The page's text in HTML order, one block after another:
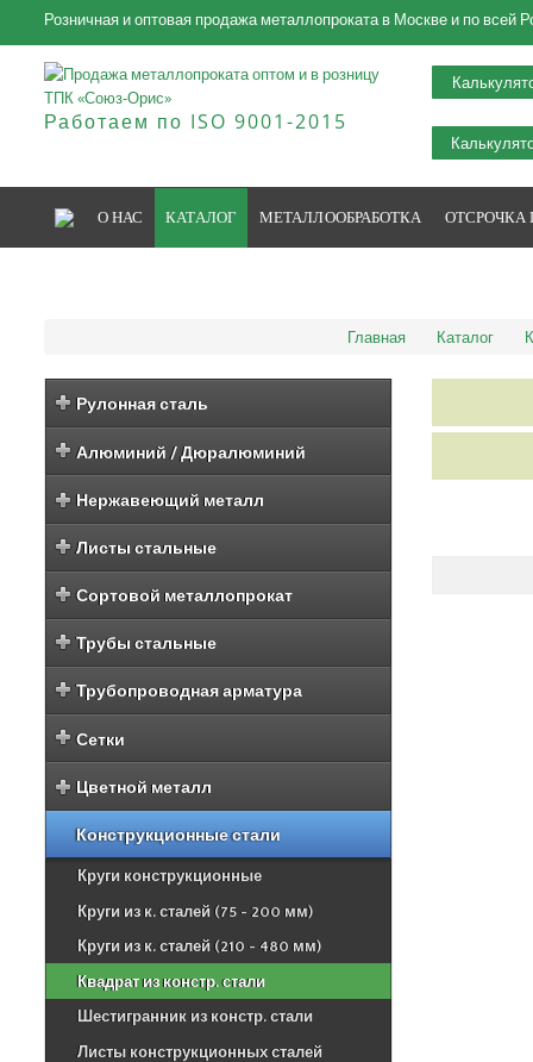
Розничная и оптовая продажа металлопроката в Москве и по всей
Работаем по ISO 9001-2015
О НАС КАТАЛОГ МЕТАЛЛООБРАБОТКА ОТСРОЧКА
Главная Каталог
Рулонная сталь
Алюминий / Дюралюминий
Нержавеющий металл
Листы стальные
Сортовой металлопрокат
Трубы стальные
Трубопроводная арматура
Сетки
Цветной металл
Конструкционные стали
Круги конструкционные
Круги из к. сталей (75 - 200 мм)
Круги из к. сталей (210 - 480 мм)
Квадрат из констр. стали
Шестигранник из констр. стали
Листы конструкционных сталей